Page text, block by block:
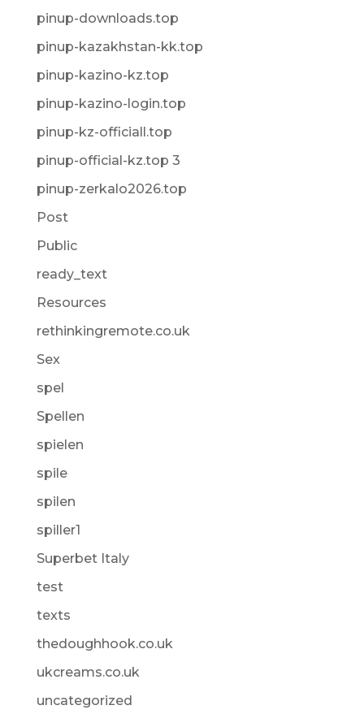
pinup-downloads.top
pinup-kazakhstan-kk.top
pinup-kazino-kz.top
pinup-kazino-login.top
pinup-kz-officiall.top
pinup-official-kz.top 3
pinup-zerkalo2026.top
Post
Public
ready_text
Resources
rethinkingremote.co.uk
Sex
spel
Spellen
spielen
spile
spilen
spiller1
Superbet Italy
test
texts
thedoughhook.co.uk
ukcreams.co.uk
uncategorized